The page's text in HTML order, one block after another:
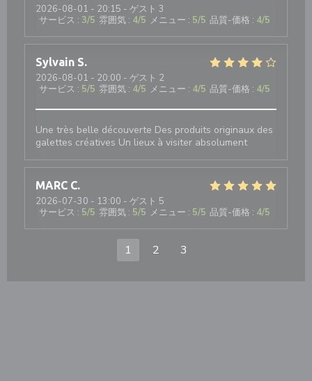
2026-08-01 - 20:15 - ゲスト 3
サービス : 3/5 雰囲気 : 4/5 メニュー : 5/5 品質-価格 : 4/5
Sylvain S
2026-08-01 - 20:00 - ゲスト 2
サービス : 5/5 雰囲気 : 4/5 メニュー : 4/5 品質-価格 : 4/5
Une très belle découverte Des produits originaux des
galettes créatives Un lieux à visiter absolument
MARC C
2026-07-30 - 13:00 - ゲスト 5
サービス : 5/5 雰囲気 : 5/5 メニュー : 5/5 品質-価格 : 4/5
1 2 3